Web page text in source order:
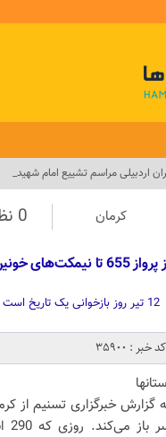
اردبیلی مراسم تشییع امام شهید_
کرمان 0 نظر
تا نیمکت‌های خونین شجره طیبه؛ وقتی حقوق بشر فقط شعار است
12 تیر روز بازخوانی یک تاریخ است برای یادآوری حقوق بشر آمریکایی از پرواز 655 تا نیمکت‌های خونین «شجره طیبه».
کد خبر : 35900
گزارش خبرگزاری تسنیم از